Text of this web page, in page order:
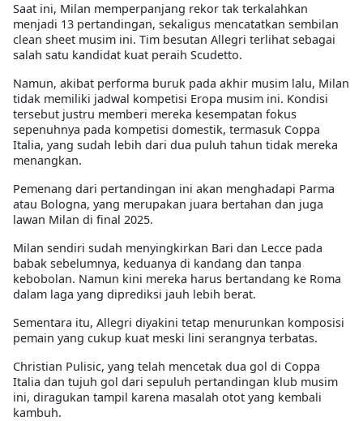
Saat ini, Milan memperpanjang rekor tak terkalahkan
menjadi 13 pertandingan, sekaligus mencatatkan sembilan
clean sheet musim ini. Tim besutan Allegri terlihat sebagai
salah satu kandidat kuat peraih Scudetto.
Namun, akibat performa buruk pada akhir musim lalu, Milan
tidak memiliki jadwal kompetisi Eropa musim ini. Kondisi
tersebut justru memberi mereka kesempatan fokus
sepenuhnya pada kompetisi domestik, termasuk Coppa
Italia, yang sudah lebih dari dua puluh tahun tidak mereka
menangkan.
Pemenang dari pertandingan ini akan menghadapi Parma
atau Bologna, yang merupakan juara bertahan dan juga
lawan Milan di final 2025.
Milan sendiri sudah menyingkirkan Bari dan Lecce pada
babak sebelumnya, keduanya di kandang dan tanpa
kebobolan. Namun kini mereka harus bertandang ke Roma
dalam laga yang diprediksi jauh lebih berat.
Sementara itu, Allegri diyakini tetap menurunkan komposisi
pemain yang cukup kuat meski lini serangnya terbatas.
Christian Pulisic, yang telah mencetak dua gol di Coppa
Italia dan tujuh gol dari sepuluh pertandingan klub musim
ini, diragukan tampil karena masalah otot yang kembali
kambuh.